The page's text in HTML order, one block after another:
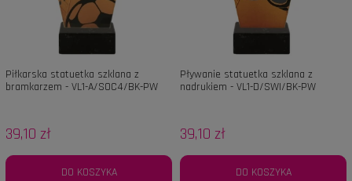
Piłkarska statuetka szklana z
bramkarzem - VL1-A/SOC4/BK-PW
39,10 zł
DO KOSZYKA
Pływanie statuetka szklana z
nadrukiem - VL1-D/SWI/BK-PW
39,10 zł
DO KOSZYKA